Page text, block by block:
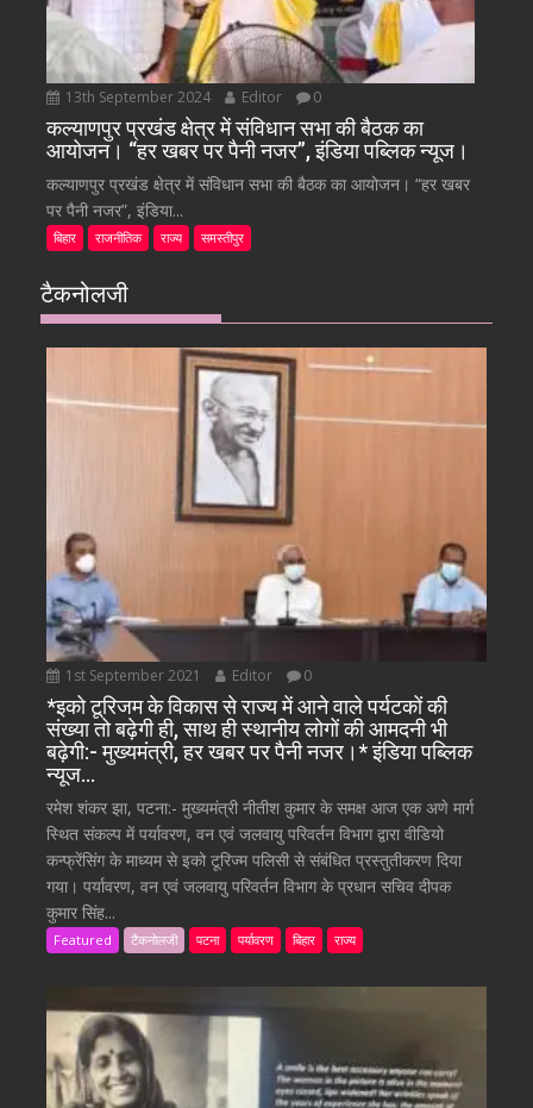
13th September 2024 Editor 0
कल्याणपुर प्रखंड क्षेत्र में संविधान सभा की बैठक का
आयोजन। “हर खबर पर पैनी नजर”, इंडिया पब्लिक न्यूज।
कल्याणपुर प्रखंड क्षेत्र में संविधान सभा की बैठक का आयोजन। “हर खबर
पर पैनी नजर”, इंडिया...
बिहार राजनीतिक राज्य समस्तीपुर
टैकनोलजी
1st September 2021 Editor 0
*इको टूरिजम के विकास से राज्य में आने वाले पर्यटकों की
संख्या तो बढ़ेगी ही, साथ ही स्थानीय लोगों की आमदनी भी
बढ़ेगी:- मुख्यमंत्री, हर खबर पर पैनी नजर।* इंडिया पब्लिक
न्यूज…
रमेश शंकर झा, पटना:- मुख्यमंत्री नीतीश कुमार के समक्ष आज एक अणे मार्ग
स्थित संकल्प में पर्यावरण, वन एवं जलवायु परिवर्तन विभाग द्वारा वीडियो
कन्फ्रेंसिंग के माध्यम से इको टूरिज्म पलिसी से संबंधित प्रस्तुतीकरण दिया
गया। पर्यावरण, वन एवं जलवायु परिवर्तन विभाग के प्रधान सचिव दीपक
कुमार सिंह...
Featured टैकनोलजी पटना पर्यावरण बिहार राज्य